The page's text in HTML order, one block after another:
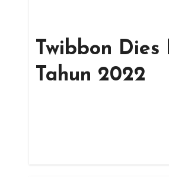
Twibbon
Tahun 2022